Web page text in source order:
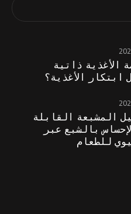
الأغذية ذاتية
ابتكار الأغذية؟
المشبعة القابلة
بالشبع عبر
للطعام